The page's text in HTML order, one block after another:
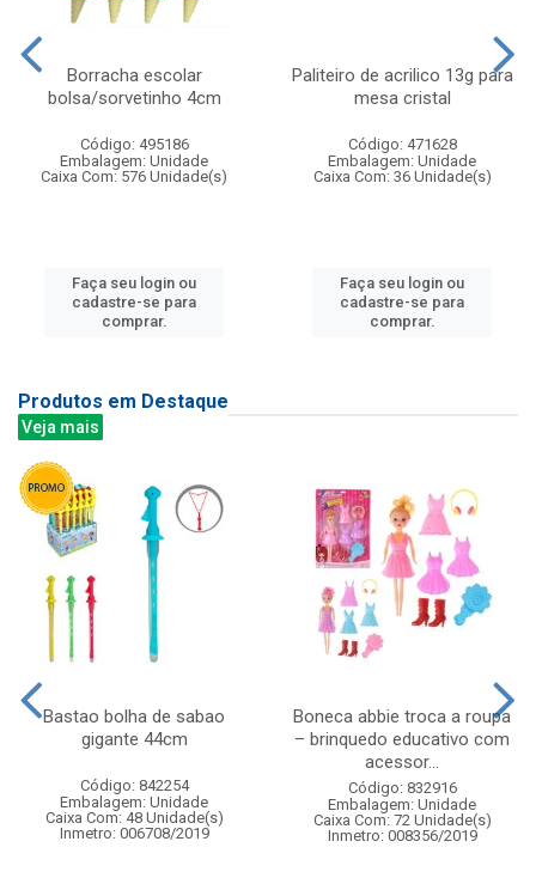
Borracha escolar
bolsa/sorvetinho 4cm
Código: 495186
Embalagem: Unidade
Caixa Com: 576 Unidade(s)
Faça seu login ou
cadastre-se para
comprar.
Paliteiro de acrilico 13g para
mesa cristal
Código: 471628
Embalagem: Unidade
Caixa Com: 36 Unidade(s)
Faça seu login ou
cadastre-se para
comprar.
Produtos em Destaque
Veja mais
Bastao bolha de sabao
gigante 44cm
Código: 842254
Embalagem: Unidade
Caixa Com: 48 Unidade(s)
Inmetro: 006708/2019
Boneca abbie troca a roupa
– brinquedo educativo com
acessor...
Código: 832916
Embalagem: Unidade
Caixa Com: 72 Unidade(s)
Inmetro: 008356/2019